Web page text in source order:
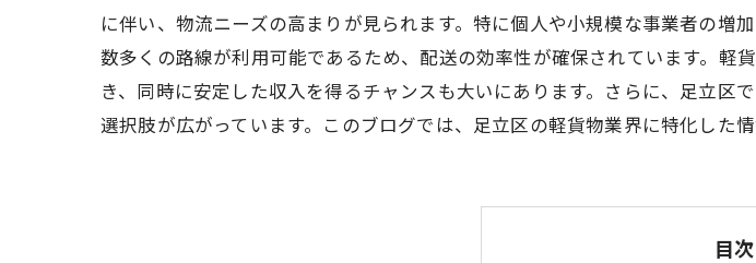
に伴い、物流ニーズの高まりが見られます。特に個人や小規模な事業者の増
数多くの路線が利用可能であるため、配送の効率性が確保されています。軽
き、同時に安定した収入を得るチャンスも大いにあります。さらに、足立
選択肢が広がっています。このブログでは、足立区の軽貨物業界に特化した
目次